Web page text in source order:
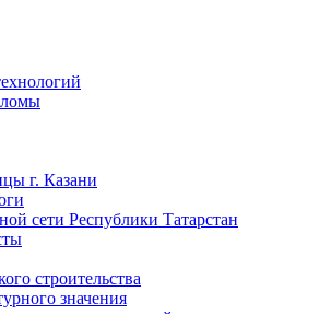
г. Казани
сети Республики Татарстан
строительства
значения